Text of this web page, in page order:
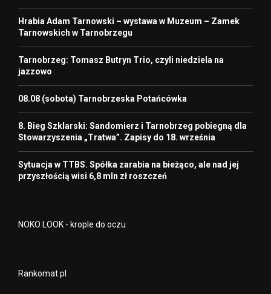
Hrabia Adam Tarnowski – wystawa w Muzeum – Zamek
Tarnowskich w Tarnobrzegu
Tarnobrzeg: Tomasz Butryn Trio, czyli niedziela na
jazzowo
08.08 (sobota) Tarnobrzeska Potańcówka
8. Bieg Szklarski: Sandomierz i Tarnobrzeg pobiegną dla
Stowarzyszenia „Tratwa”. Zapisy do 18. września
Sytuacja w TTBS. Spółka zarabia na bieżąco, ale nad jej
przyszłością wisi 6,8 mln zł roszczeń
NOKO LOOK - krople do oczu
Rankomat.pl